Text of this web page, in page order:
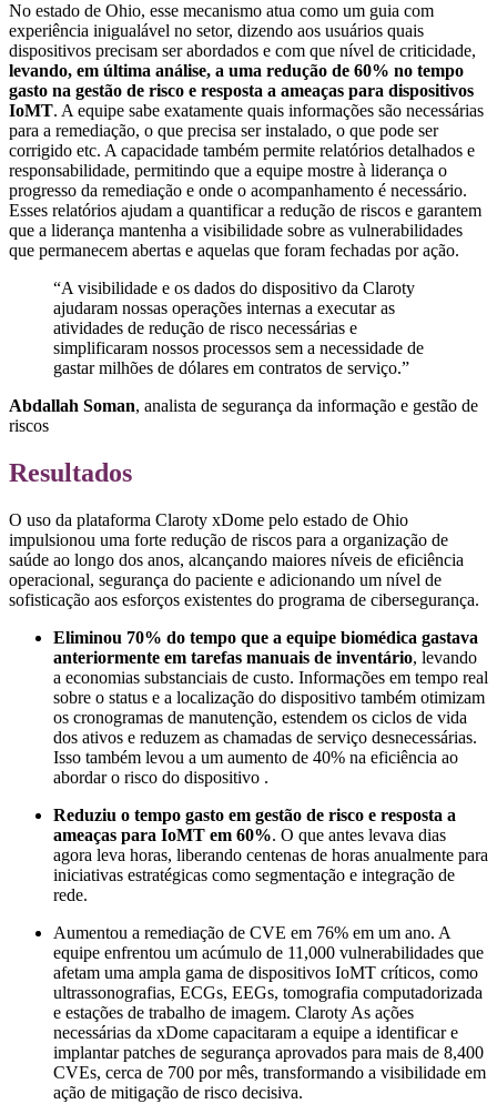
No estado de Ohio, esse mecanismo atua como um guia com
experiência inigualável no setor, dizendo aos usuários quais
dispositivos precisam ser abordados e com que nível de criticidade,
levando, em última análise, a uma redução de 60% no tempo
gasto na gestão de risco e resposta a ameaças para dispositivos
IoMT. A equipe sabe exatamente quais informações são necessárias
para a remediação, o que precisa ser instalado, o que pode ser
corrigido etc. A capacidade também permite relatórios detalhados e
responsabilidade, permitindo que a equipe mostre à liderança o
progresso da remediação e onde o acompanhamento é necessário.
Esses relatórios ajudam a quantificar a redução de riscos e garantem
que a liderança mantenha a visibilidade sobre as vulnerabilidades
que permanecem abertas e aquelas que foram fechadas por ação.
“A visibilidade e os dados do dispositivo da Claroty
ajudaram nossas operações internas a executar as
atividades de redução de risco necessárias e
simplificaram nossos processos sem a necessidade de
gastar milhões de dólares em contratos de serviço.”
Abdallah Soman, analista de segurança da informação e gestão de
riscos
Resultados
O uso da plataforma Claroty xDome pelo estado de Ohio
impulsionou uma forte redução de riscos para a organização de
saúde ao longo dos anos, alcançando maiores níveis de eficiência
operacional, segurança do paciente e adicionando um nível de
sofisticação aos esforços existentes do programa de cibersegurança.
Eliminou 70% do tempo que a equipe biomédica gastava
anteriormente em tarefas manuais de inventário, levando
a economias substanciais de custo. Informações em tempo real
sobre o status e a localização do dispositivo também otimizam
os cronogramas de manutenção, estendem os ciclos de vida
dos ativos e reduzem as chamadas de serviço desnecessárias.
Isso também levou a um aumento de 40% na eficiência ao
abordar o risco do dispositivo .
Reduziu o tempo gasto em gestão de risco e resposta a
ameaças para IoMT em 60%. O que antes levava dias
agora leva horas, liberando centenas de horas anualmente para
iniciativas estratégicas como segmentação e integração de
rede.
Aumentou a remediação de CVE em 76% em um ano. A
equipe enfrentou um acúmulo de 11,000 vulnerabilidades que
afetam uma ampla gama de dispositivos IoMT críticos, como
ultrassonografias, ECGs, EEGs, tomografia computadorizada
e estações de trabalho de imagem. Claroty As ações
necessárias da xDome capacitaram a equipe a identificar e
implantar patches de segurança aprovados para mais de 8,400
CVEs, cerca de 700 por mês, transformando a visibilidade em
ação de mitigação de risco decisiva.